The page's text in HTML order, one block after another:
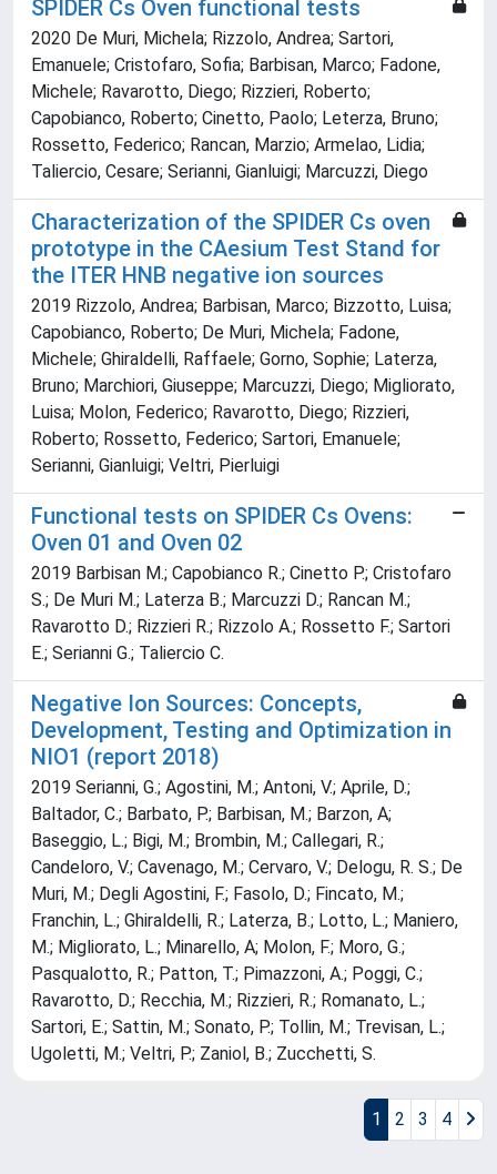
SPIDER Cs Oven functional tests
2020 De Muri, Michela; Rizzolo, Andrea; Sartori,
Emanuele; Cristofaro, Sofia; Barbisan, Marco; Fadone,
Michele; Ravarotto, Diego; Rizzieri, Roberto;
Capobianco, Roberto; Cinetto, Paolo; Leterza, Bruno;
Rossetto, Federico; Rancan, Marzio; Armelao, Lidia;
Taliercio, Cesare; Serianni, Gianluigi; Marcuzzi, Diego
Characterization of the SPIDER Cs oven
prototype in the CAesium Test Stand for
the ITER HNB negative ion sources
2019 Rizzolo, Andrea; Barbisan, Marco; Bizzotto, Luisa;
Capobianco, Roberto; De Muri, Michela; Fadone,
Michele; Ghiraldelli, Raffaele; Gorno, Sophie; Laterza,
Bruno; Marchiori, Giuseppe; Marcuzzi, Diego; Migliorato,
Luisa; Molon, Federico; Ravarotto, Diego; Rizzieri,
Roberto; Rossetto, Federico; Sartori, Emanuele;
Serianni, Gianluigi; Veltri, Pierluigi
Functional tests on SPIDER Cs Ovens:
Oven 01 and Oven 02
2019 Barbisan M.; Capobianco R.; Cinetto P.; Cristofaro
S.; De Muri M.; Laterza B.; Marcuzzi D.; Rancan M.;
Ravarotto D.; Rizzieri R.; Rizzolo A.; Rossetto F.; Sartori
E.; Serianni G.; Taliercio C.
Negative Ion Sources: Concepts,
Development, Testing and Optimization in
NIO1 (report 2018)
2019 Serianni, G.; Agostini, M.; Antoni, V.; Aprile, D.;
Baltador, C.; Barbato, P.; Barbisan, M.; Barzon, A;
Baseggio, L.; Bigi, M.; Brombin, M.; Callegari, R.;
Candeloro, V.; Cavenago, M.; Cervaro, V.; Delogu, R. S.; De
Muri, M.; Degli Agostini, F.; Fasolo, D.; Fincato, M.;
Franchin, L.; Ghiraldelli, R.; Laterza, B.; Lotto, L.; Maniero,
M.; Migliorato, L.; Minarello, A; Molon, F.; Moro, G.;
Pasqualotto, R.; Patton, T.; Pimazzoni, A.; Poggi, C.;
Ravarotto, D.; Recchia, M.; Rizzieri, R.; Romanato, L.;
Sartori, E.; Sattin, M.; Sonato, P.; Tollin, M.; Trevisan, L.;
Ugoletti, M.; Veltri, P.; Zaniol, B.; Zucchetti, S.
1 2 3 4